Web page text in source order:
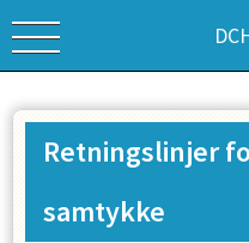
Retningslinjer
samtykke